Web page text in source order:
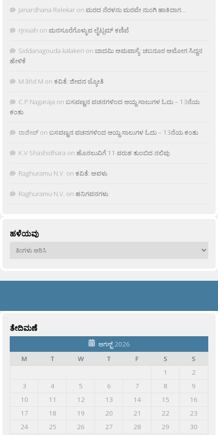
Janardhana Relekar on ಮರದ ನೆರಳನು ಮರವೇ ನುಂಗಿ ಹಾಕಿದಾಗ…
rjnivah on ಮನಸೂರೆಗೊಳ್ಳುವ ಲೈಟ್ಲಮ್ ಕಣಿವೆ
Siddanagouda kalakeri on ಬಾದಮಿ ಅಮವಾಸ್ಯೆ: ಚಬನೂರ ಅಮೋಗ ಸಿದ್ದನ
ಹೇಳಿಕೆ
M âñd M on ಕವಿತೆ: ಜೀವನ ಜ್ಯೋತಿ
C.P.Nagaraja on ಬಸವಣ್ಣನ ವಚನಗಳಿಂದ ಆಯ್ದ ಸಾಲುಗಳ ಓದು – 13ನೆಯ
ಕಂತು
ರಾಜೀವ್ on ಬಸವಣ್ಣನ ವಚನಗಳಿಂದ ಆಯ್ದ ಸಾಲುಗಳ ಓದು – 13ನೆಯ ಕಂತು
K.V Shashidhara on ಹೊನಲುವಿಗೆ 11 ವರುಶ ತುಂಬಿದ ನಲಿವು
Raghuramu N.V. on ಕವಿತೆ: ಅವಳು
Raghuramu N.V. on ಹನಿಗವನಗಳು
ಹಳೆಯವು
ಹಳೆಯವು
ತೇದಿಮಣೆ
ಆಗಸ್ಟ್ 2026
M
T W T F S
S
1
2
3
4 5 6 7 8
9
10
11 12 13 14 15
16
17
18 19 20 21 22
23
24
25 26 27 28 29
30